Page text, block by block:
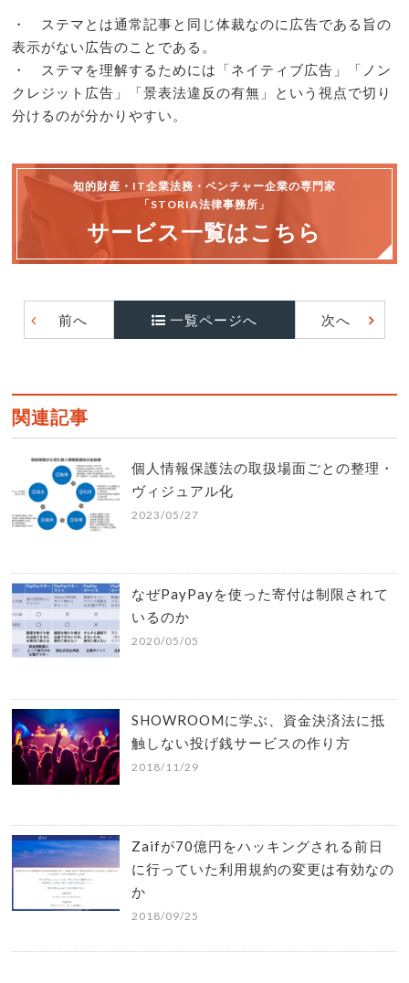
・ ステマとは通常記事と同じ体裁なのに広告である旨の
表示がない広告のことである。
・ ステマを理解するためには「ネイティブ広告」「ノン
クレジット広告」「景表法違反の有無」という視点で切り
分けるのが分かりやすい。
知的財産・IT企業法務・ベンチャー企業の専門家
「STORIA法律事務所」
サービス一覧はこちら
前へ 一覧ページへ 次へ
関連記事
個人情報保護法の取扱場面ごとの整理・
ヴィジュアル化
2023/05/27
なぜPayPayを使った寄付は制限されて
いるのか
2020/05/05
SHOWROOMに学ぶ、資金決済法に抵
触しない投げ銭サービスの作り方
2018/11/29
Zaifが70億円をハッキングされる前日
に行っていた利用規約の変更は有効なの
か
2018/09/25